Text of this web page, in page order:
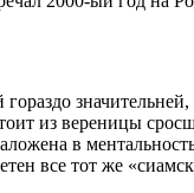
из вереницы
в
все тот же